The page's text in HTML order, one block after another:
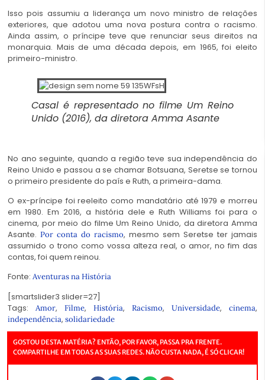
Isso pois assumiu a liderança um novo ministro de relações
exteriores, que adotou uma nova postura contra o racismo.
Ainda assim, o príncipe teve que renunciar seus direitos na
monarquia. Mais de uma década depois, em 1965, foi eleito
primeiro-ministro.
Casal é representado no filme Um Reino
Unido (2016), da diretora Amma Asante
No ano seguinte, quando a região teve sua independência do
Reino Unido e passou a se chamar Botsuana, Seretse se tornou
o primeiro presidente do país e Ruth, a primeira-dama.
O ex-príncipe foi reeleito como mandatário até 1979 e morreu
em 1980. Em 2016, a história dele e Ruth Williams foi para o
cinema, por meio do filme Um Reino Unido, da diretora Amma
Asante. Por conta do racismo, mesmo sem Seretse ter jamais
assumido o trono como vossa alteza real, o amor, no fim das
contas, foi quem reinou.
Fonte: Aventuras na História
[smartslider3 slider=27]
Tags: Amor, Filme, História, Racismo, Universidade, cinema,
independência, solidariedade
GOSTOU DESTA MATÉRIA? ENTÃO, POR FAVOR, PASSA PRA FRENTE.
COMPARTILHE EM TODAS AS SUAS REDES. NÃO CUSTA NADA, É SÓ CLICAR!